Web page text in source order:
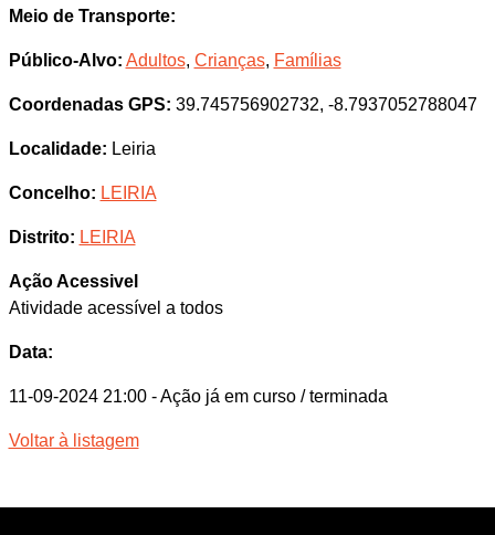
Meio de Transporte:
Público-Alvo: Adultos, Crianças, Famílias
Coordenadas GPS: 39.745756902732, -8.7937052788047
Localidade: Leiria
Concelho: LEIRIA
Distrito: LEIRIA
Ação Acessivel
Atividade acessível a todos
Data:
11-09-2024 21:00 - Ação já em curso / terminada
Voltar à listagem